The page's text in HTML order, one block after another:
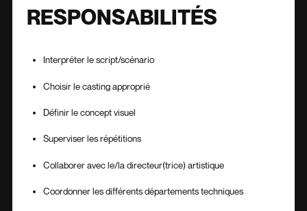
RESPONSABILITÉS
Interpréter le script/scénario
Choisir le casting approprié
Définir le concept visuel
Superviser les répétitions
Collaborer avec le/la directeur(trice) artistique
Coordonner les différents départements techniques